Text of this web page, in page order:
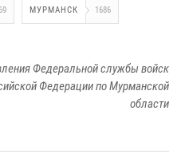
МУРМАНСК 1686
Федеральной службы войск
Федерации по Мурманской
области